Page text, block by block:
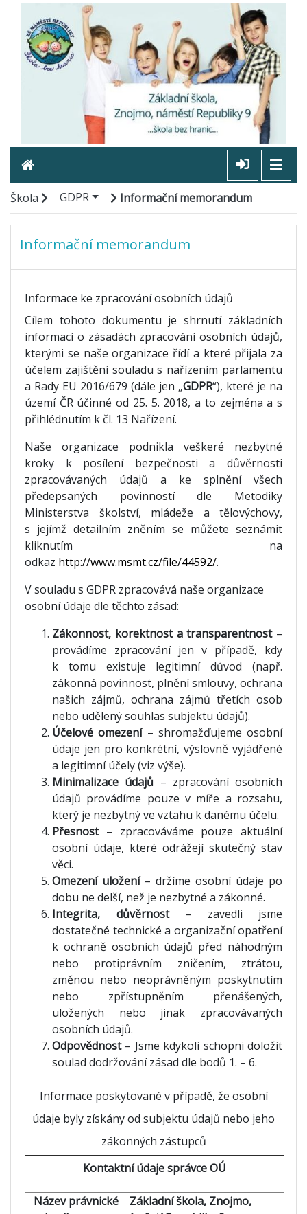
Škola GDPR Informační memorandum
Informační memorandum
Informace ke zpracování osobních údajů
Cílem tohoto dokumentu je shrnutí základních
informací o zásadách zpracování osobních údajů,
kterými se naše organizace řídí a které přijala za
účelem zajištění souladu s nařízením parlamentu
a Rady EU 2016/679 (dále jen „GDPR“), které je na
území ČR účinné od 25. 5. 2018, a to zejména a s
přihlédnutím k čl. 13 Nařízení.
Naše organizace podnikla veškeré nezbytné
kroky k posílení bezpečnosti a důvěrnosti
zpracovávaných údajů a ke splnění všech
předepsaných povinností dle Metodiky
Ministerstva školství, mládeže a tělovýchovy,
s jejímž detailním zněním se můžete seznámit
kliknutím na
odkaz http://www.msmt.cz/file/44592/.
V souladu s GDPR zpracovává naše organizace
osobní údaje dle těchto zásad:
Zákonnost, korektnost a transparentnost–
provádíme zpracování jen v případě, kdy
k tomu existuje legitimní důvod (např.
zákonná povinnost, plnění smlouvy, ochrana
našich zájmů, ochrana zájmů třetích osob
nebo udělený souhlas subjektu údajů).
Účelové omezení– shromažďujeme osobní
údaje jen pro konkrétní, výslovně vyjádřené
a legitimní účely (viz výše).
Minimalizace údajů – zpracování osobních
údajů provádíme pouze v míře a rozsahu,
který je nezbytný ve vztahu k danému účelu.
Přesnost – zpracováváme pouze aktuální
osobní údaje, které odrážejí skutečný stav
věci.
Omezení uložení– držíme osobní údaje po
dobu ne delší, než je nezbytné a zákonné.
Integrita, důvěrnost– zavedli jsme
dostatečné technické a organizační opatření
k ochraně osobních údajů před náhodným
nebo protiprávním zničením, ztrátou,
změnou nebo neoprávněným poskytnutím
nebo zpřístupněním přenášených,
uložených nebo jinak zpracovávaných
osobních údajů.
Odpovědnost – Jsme kdykoli schopni doložit
soulad dodržování zásad dle bodů 1. – 6.
Informace poskytované v případě, že osobní
údaje byly získány od subjektu údajů nebo jeho
zákonných zástupců
Kontaktní údaje správce OÚ
Název právnické
Základní škola, Znojmo,